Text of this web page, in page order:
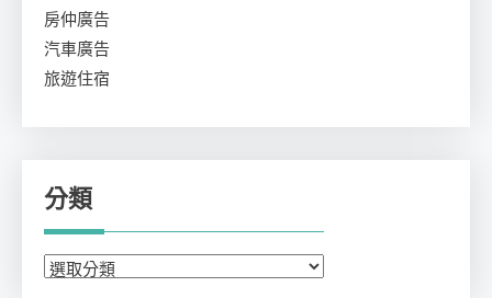
房仲廣告
汽車廣告
旅遊住宿
分類
分